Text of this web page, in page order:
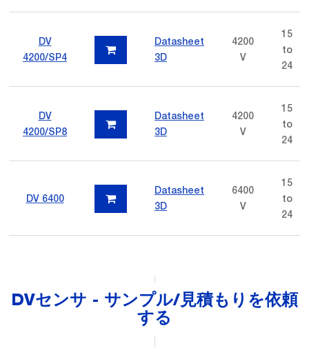
DV
4200/SP4
Datasheet
3D
4200
V
15
to
24
DV
4200/SP8
Datasheet
3D
4200
V
15
to
24
DV 6400
Datasheet
3D
6400
V
15
to
24
DVセンサ - サンプル/見積もりを依頼
する